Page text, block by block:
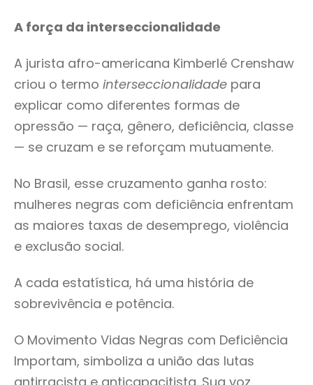
A força da interseccionalidade
A jurista afro-americana Kimberlé Crenshaw
criou o termo interseccionalidade para
explicar como diferentes formas de
opressão — raça, gênero, deficiência, classe
— se cruzam e se reforçam mutuamente.
No Brasil, esse cruzamento ganha rosto:
mulheres negras com deficiência enfrentam
as maiores taxas de desemprego, violência
e exclusão social.
A cada estatística, há uma história de
sobrevivência e potência.
O Movimento Vidas Negras com Deficiência
Importam, simboliza a união das lutas